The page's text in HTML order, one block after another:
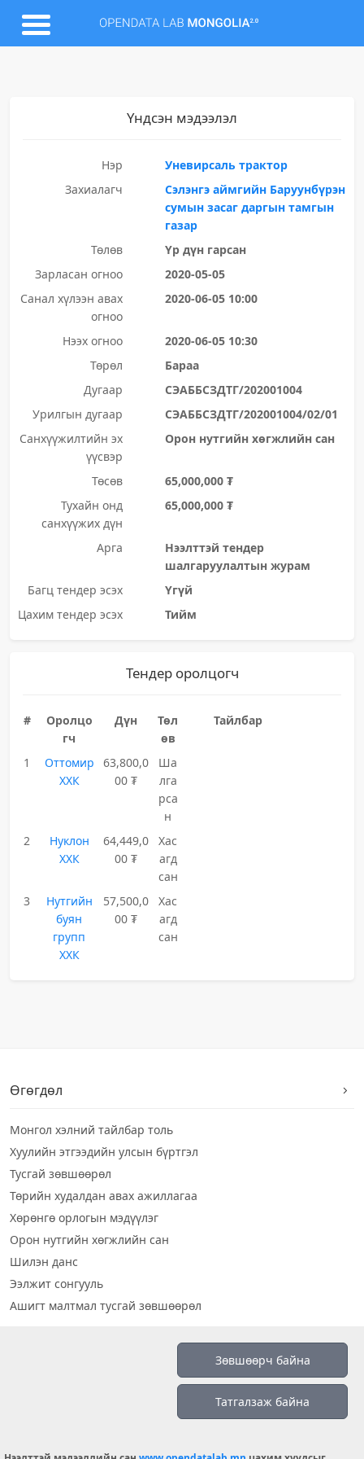
Үндсэн мэдээлэл
Нэр
Уневирсаль трактор
Захиалагч
Сэлэнгэ аймгийн Баруунбүрэн
сумын засаг даргын тамгын
газар
Төлөв
Үр дүн гарсан
Зарласан огноо
2020-05-05
Санал хүлээн авах
огноо
2020-06-05 10:00
Нээх огноо
2020-06-05 10:30
Төрөл
Бараа
Дугаар
СЭАББСЗДТГ/202001004
Урилгын дугаар
СЭАББСЗДТГ/202001004/02/01
Санхүүжилтийн эх
үүсвэр
Орон нутгийн хөгжлийн сан
Төсөв
65,000,000 ₮
Тухайн онд
санхүүжих дүн
65,000,000 ₮
Арга
Нээлттэй тендер
шалгаруулалтын журам
Багц тендер эсэх
Үгүй
Цахим тендер эсэх
Тийм
Тендер оролцогч
#
Оролцо
гч
Дүн
Төл
өв
Тайлбар
1
Оттомир
ХХК
63,800,0
00 ₮
Ша
лга
рса
н
2
Нуклон
ХХК
64,449,0
00 ₮
Хас
агд
сан
3
Нутгийн
буян
групп
ХХК
57,500,0
00 ₮
Хас
агд
сан
Өгөгдөл
Монгол хэлний тайлбар толь
Хуулийн этгээдийн улсын бүртгэл
Тусгай зөвшөөрөл
Төрийн худалдан авах ажиллагаа
Хөрөнгө орлогын мэдүүлэг
Орон нутгийн хөгжлийн сан
Шилэн данс
Ээлжит сонгууль
Ашигт малтмал тусгай зөвшөөрөл
info@opendatalab.mn
Зөвшөөрч байна
Татгалзаж байна